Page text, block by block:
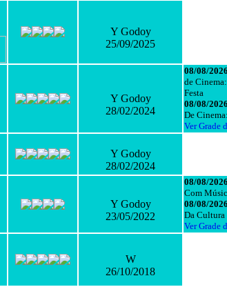
Y Godoy
25/09/2025
Y Godoy
28/02/2024
08/08/
de
Festa
08/08/
De
Ver Grade
Y Godoy
28/02/2024
Y Godoy
23/05/2022
08/08/
Com
08/08/
Da Cultura
Ver Grade
W
26/10/2018